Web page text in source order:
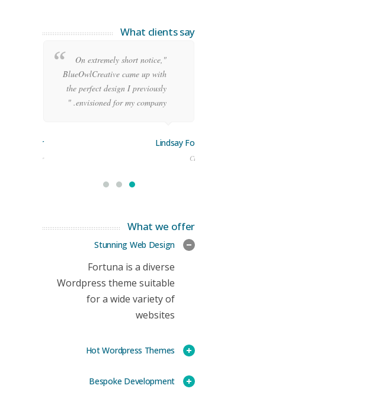
What clients say
"On extremely short notice,
BlueOwlCreative came up with
the perfect design I previously
envisioned for my company. "
Lindsay Ford
CEO
Stoner
Manager
What we offer
Stunning Web Design
Fortuna is a diverse
Wordpress theme suitable
for a wide variety of
websites
Hot Wordpress Themes
Bespoke Development